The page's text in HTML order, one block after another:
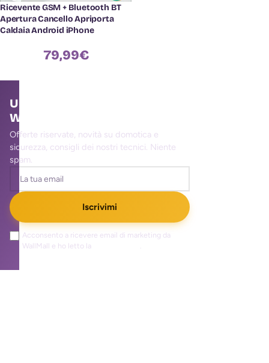
Ricevente GSM + Bluetooth BT
Apertura Cancello Apriporta
Caldaia Android iPhone
79,99€
Unisciti alla community
WallMall
Offerte riservate, novità su domotica e
sicurezza, consigli dei nostri tecnici. Niente
spam.
Iscrivimi
Acconsento a ricevere email di marketing da
WallMall e ho letto la
.